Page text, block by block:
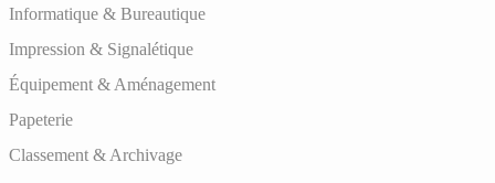
Informatique & Bureautique
Impression & Signalétique
Équipement & Aménagement
Papeterie
Classement & Archivage